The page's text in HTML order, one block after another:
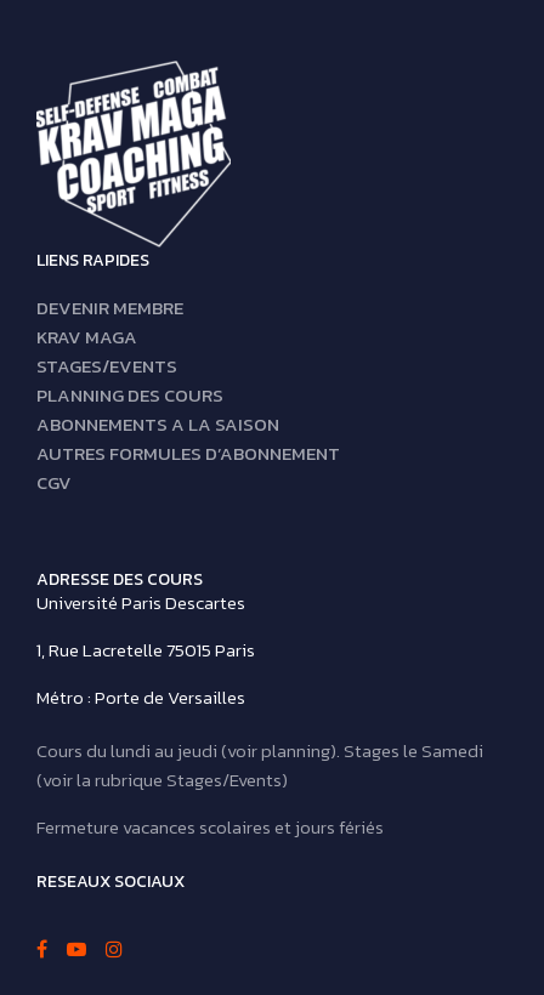
LIENS RAPIDES
DEVENIR MEMBRE
KRAV MAGA
STAGES/EVENTS
PLANNING DES COURS
ABONNEMENTS A LA SAISON
AUTRES FORMULES D’ABONNEMENT
CGV
ADRESSE DES COURS
Université Paris Descartes
1, Rue Lacretelle 75015 Paris
Métro : Porte de Versailles
Cours du lundi au jeudi (voir planning). Stages le Samedi
(voir la rubrique Stages/Events)
Fermeture vacances scolaires et jours fériés
RESEAUX SOCIAUX